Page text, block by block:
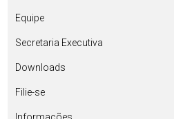
Equipe
Secretaria Executiva
Downloads
Filie-se